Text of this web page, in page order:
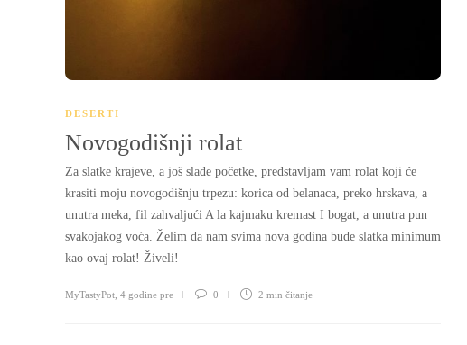
DESERTI
Novogodišnji rolat
Za slatke krajeve, a još slađe početke, predstavljam vam rolat koji će
krasiti moju novogodišnju trpezu: korica od belanaca, preko hrskava, a
unutra meka, fil zahvaljući A la kajmaku kremast I bogat, a unutra pun
svakojakog voća. Želim da nam svima nova godina bude slatka minimum
kao ovaj rolat! Živeli!
MyTastyPot 4 godine pre 0 2 min čitanje